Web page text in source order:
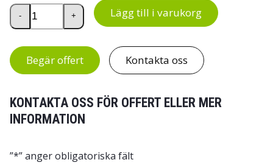
Treston sadelstolar mängd
- + Lägg till i varukorg
Begär offert Kontakta oss
KONTAKTA OSS FÖR OFFERT ELLER MER
INFORMATION
”*” anger obligatoriska fält